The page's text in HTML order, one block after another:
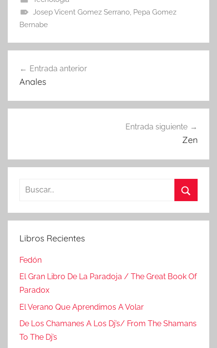
Josep Vicent Gomez Serrano, Pepa Gomez
Bernabe
de
Entrada anterior
Anales
Entrada siguiente
Zen
Buscar:
Libros Recientes
Fedón
El Gran Libro De La Paradoja / The Great Book Of
Paradox
El Verano Que Aprendimos A Volar
De Los Chamanes A Los Dj’s/ From The Shamans
To The Dj’s